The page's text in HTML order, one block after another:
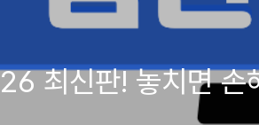
최신판! 놓치면 손